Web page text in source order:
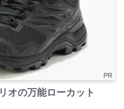
PR
オの万能ローカット